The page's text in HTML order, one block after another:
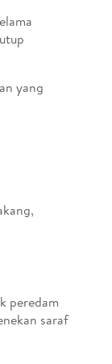
yang
peredam
saraf